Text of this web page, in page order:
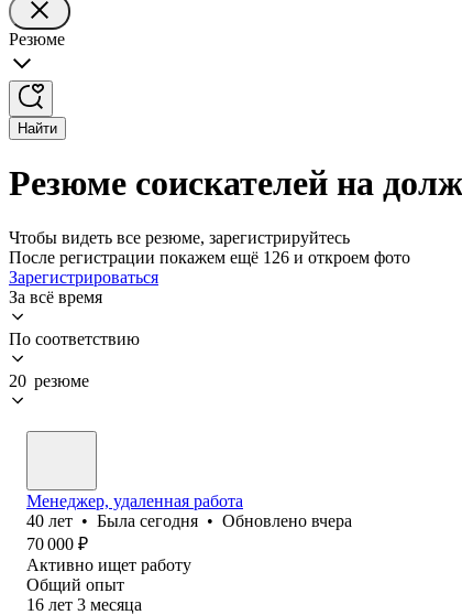
Резюме
Найти
Резюме соискателей на
Чтобы видеть все резюме, зарегистрируйтесь
После регистрации покажем ещё 126 и откроем фото
Зарегистрироваться
За всё время
По соответствию
20 резюме
Менеджер, удаленная работа
40 лет • Была сегодня • Обновлено вчера
70 000 ₽
Активно ищет работу
Общий опыт
16 лет 3 месяца